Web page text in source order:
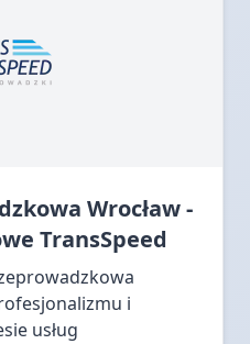
Wrocław -
TransSpeed
i
usług